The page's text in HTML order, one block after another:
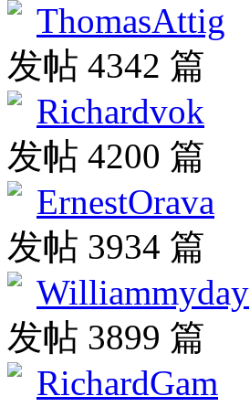
ThomasAttig
发帖 4342 篇
Richardvok
发帖 4200 篇
ErnestOrava
发帖 3934 篇
Williammyday
发帖 3899 篇
RichardGam